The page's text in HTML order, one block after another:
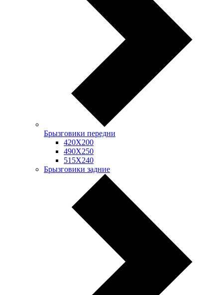
Брызговики передни
420Х200
490Х250
515Х240
Брызговики задние